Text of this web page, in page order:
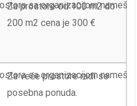
Za prostore od 100 m2 do
200 m2 cena je 300 €
Za veće prostore radi se
posebna ponuda.